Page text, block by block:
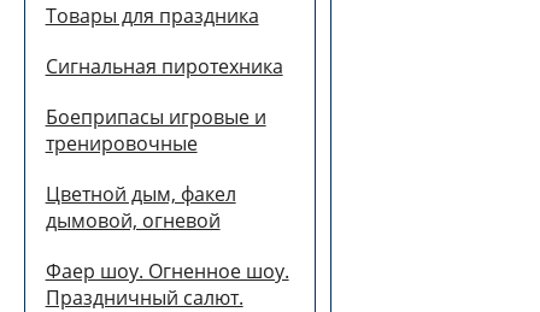
Товары для праздника
Сигнальная пиротехника
Боеприпасы игровые и
тренировочные
Цветной дым, факел
дымовой, огневой
Фаер шоу. Огненное шоу.
Праздничный салют.